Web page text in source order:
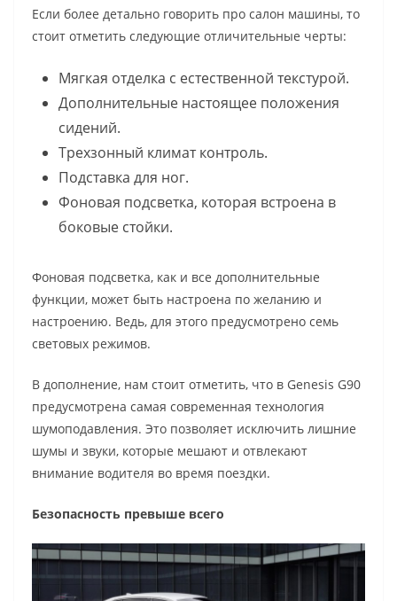
Если более детально говорить про салон машины, то
стоит отметить следующие отличительные черты:
Мягкая отделка с естественной текстурой.
Дополнительные настоящее положения
сидений.
Трехзонный климат контроль.
Подставка для ног.
Фоновая подсветка, которая встроена в
боковые стойки.
Фоновая подсветка, как и все дополнительные
функции, может быть настроена по желанию и
настроению. Ведь, для этого предусмотрено семь
световых режимов.
В дополнение, нам стоит отметить, что в Genesis G90
предусмотрена самая современная технология
шумоподавления. Это позволяет исключить лишние
шумы и звуки, которые мешают и отвлекают
внимание водителя во время поездки.
Безопасность превыше всего